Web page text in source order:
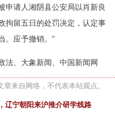
申请人湘阴县公安局以肖新良
拘留五日的处罚决定，认定事
。应予撤销。”
法、大象新闻、中国新闻网
来自网络，不代表本站观点。
辽宁朝阳来沪推介研学线路